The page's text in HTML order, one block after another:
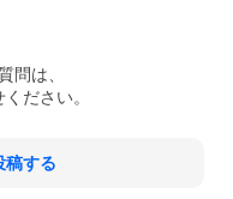
問は、
ださい。
稿する